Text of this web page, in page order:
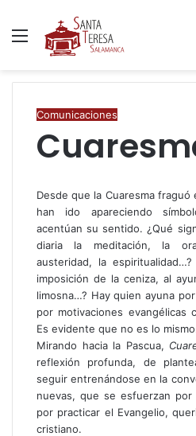
Menú
Comunicaciones
Desde que la Cuaresma
han ido apareciendo
acentúan su sentido. ¿Qué
diaria la meditación, la
austeridad, la
imposición de la ceniza, al
limosna…? Hay quien ayuna
por motivaciones
Es evidente que no es lo
Mirando hacia la Pascua,
reflexión profunda, de
seguir entrenándose en la
nuevas, que se esfuerzan
por practicar el Evangelio,
cristiano.